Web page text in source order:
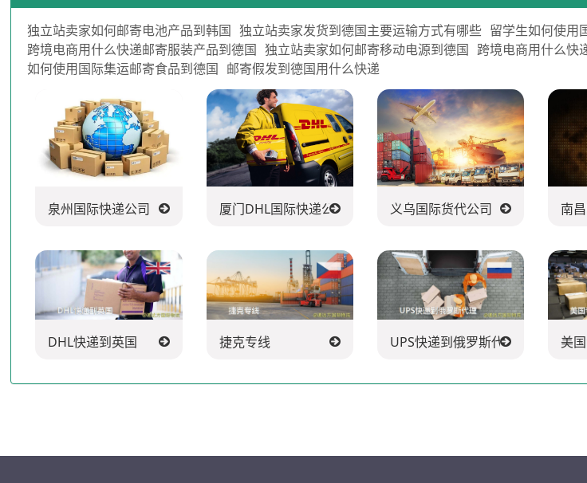
独立站卖家如何邮寄电池产品到韩国 独立站卖家发货到德国主要运输方式有哪些 留学生如何使用
跨境电商用什么快递邮寄服装产品到德国 独立站卖家如何邮寄移动电源到德国 跨境电商用什么快
如何使用国际集运邮寄食品到德国 邮寄假发到德国用什么快递
泉州国际快递公司 厦门DHL国际快递公司 义乌国际货代公司 南
DHL快递到英国 捷克专线 UPS快递到俄罗斯代理 美